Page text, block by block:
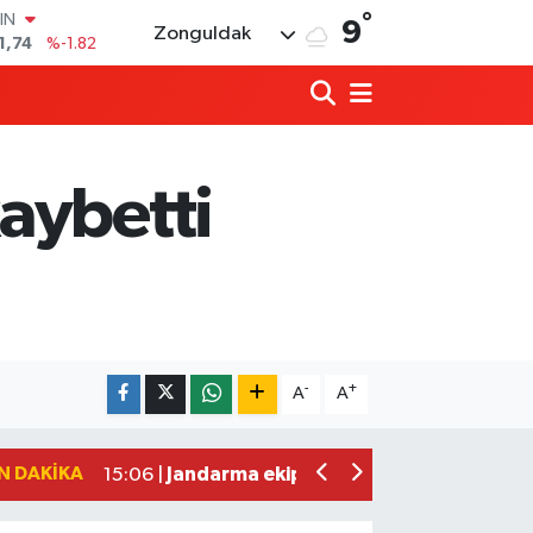
%0.02
%0.19
%0
Zonguldak 9°
A- A+
DAKIKA
16:03 |Köylü kadınlarına yasak, market ve
15:27 |Zeki Tosun, kabri başında dualarla
15:06 |
Jandarma ekipleri alev alan araçtan